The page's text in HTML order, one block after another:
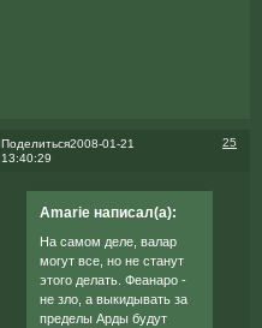
Поделиться 25
2008-01-21
13:40:29
Amarie написал(а):
На самом деле, валар
могут все, но не станут
этого делать. Феанаро -
не зло, а выкидывать за
пределы Арды будут